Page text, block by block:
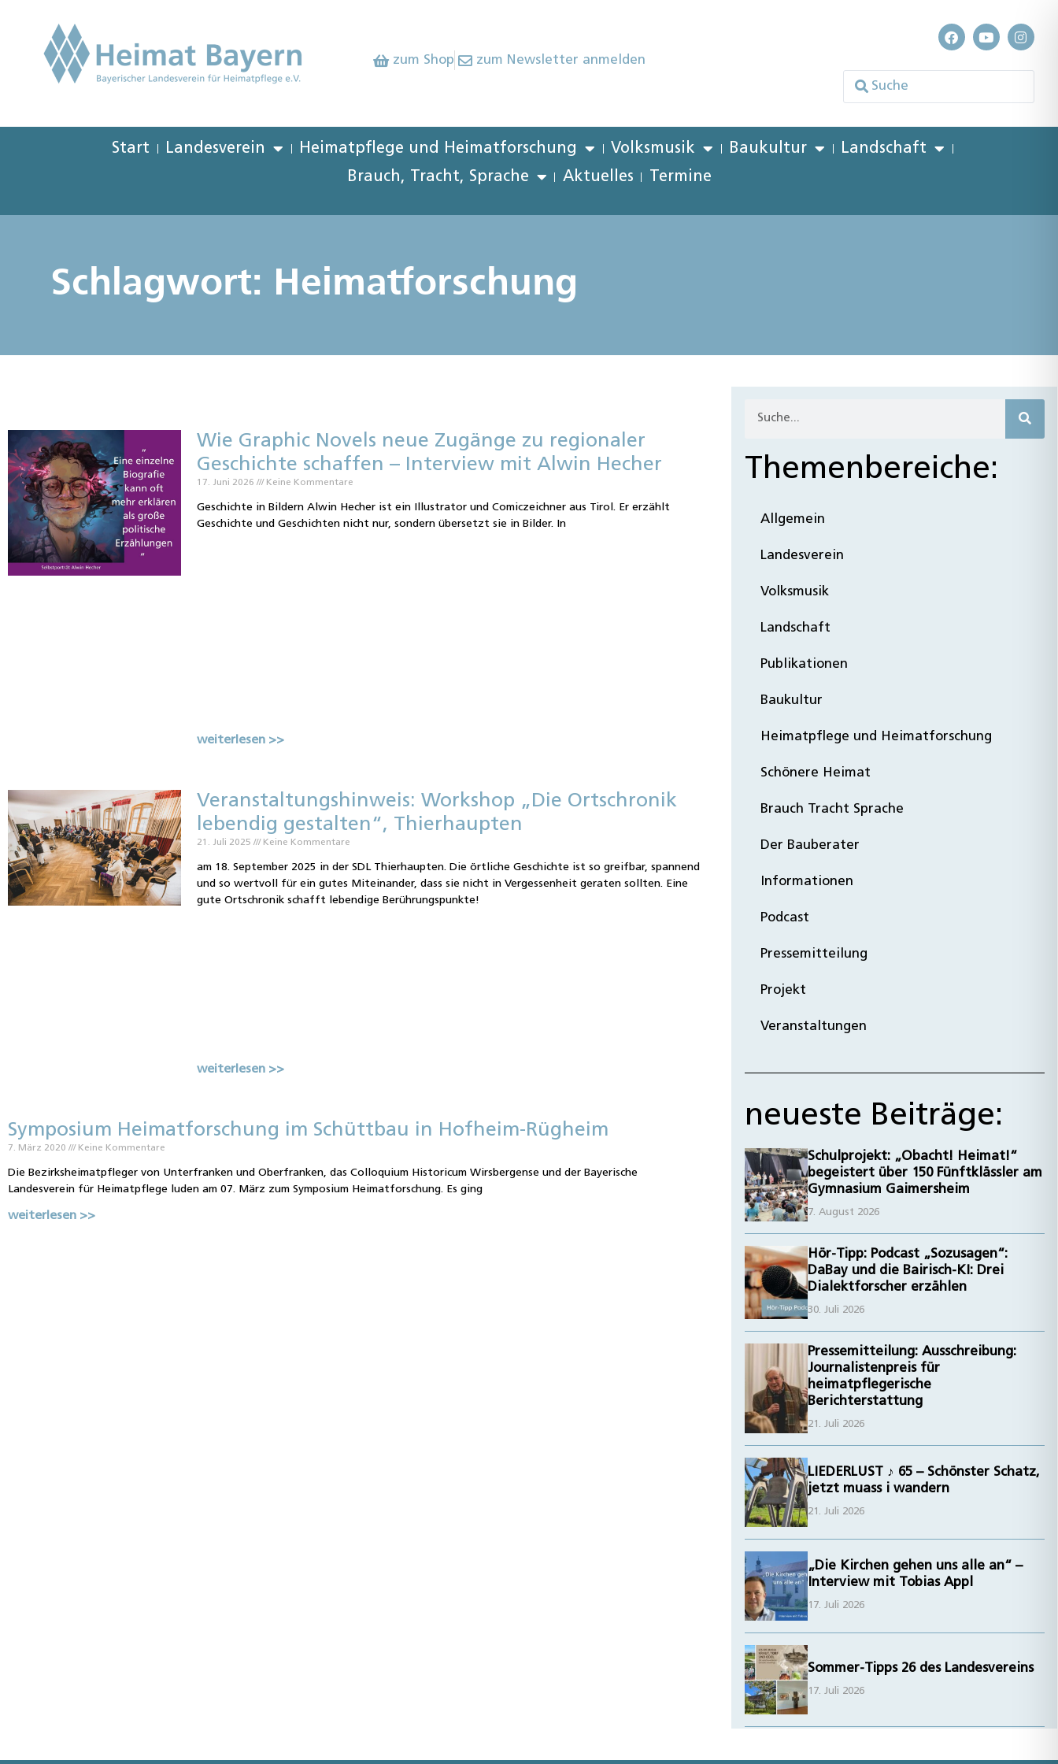
zum Shop zum Newsletter anmelden
Start Landesverein Heimatpflege und Heimatforschung Volksmusik Baukultur
Landschaft
Brauch, Tracht, Sprache
Aktuelles Termine
Schlagwort: Heimatforschung
Wie Graphic Novels neue Zugänge zu regionaler
Geschichte schaffen – Interview mit Alwin Hecher
17. Juni 2026 Keine Kommentare
Geschichte in Bildern Alwin Hecher ist ein Illustrator und Comiczeichner aus Tirol. Er erzählt
Geschichte und Geschichten nicht nur, sondern übersetzt sie in Bilder. In
weiterlesen >>
Veranstaltungshinweis: Workshop „Die Ortschronik
lebendig gestalten“, Thierhaupten
21. Juli 2025 Keine Kommentare
am 18. September 2025 in der SDL Thierhaupten. Die örtliche Geschichte ist so greifbar, spannend
und so wertvoll für ein gutes Miteinander, dass sie nicht in Vergessenheit geraten sollten. Eine
gute Ortschronik schafft lebendige Berührungspunkte!
weiterlesen >>
Symposium Heimatforschung im Schüttbau in Hofheim-Rügheim
7. März 2020 Keine Kommentare
Die Bezirksheimatpfleger von Unterfranken und Oberfranken, das Colloquium Historicum Wirsbergense und der Bayerische
Landesverein für Heimatpflege luden am 07. März zum Symposium Heimatforschung. Es ging
weiterlesen >>
Themenbereiche:
Allgemein
Landesverein
Volksmusik
Landschaft
Publikationen
Baukultur
Heimatpflege und Heimatforschung
Schönere Heimat
Brauch Tracht Sprache
Der Bauberater
Informationen
Podcast
Pressemitteilung
Projekt
Veranstaltungen
neueste Beiträge:
Schulprojekt: „Obacht! Heimat!“
begeistert über 150 Fünftklässler am
Gymnasium Gaimersheim
7. August 2026
Hör-Tipp: Podcast „Sozusagen“:
DaBay und die Bairisch-KI: Drei
Dialektforscher erzählen
30. Juli 2026
Pressemitteilung: Ausschreibung:
Journalistenpreis für
heimatpflegerische
Berichterstattung
21. Juli 2026
LIEDERLUST ♪ 65 – Schönster Schatz,
jetzt muass i wandern
21. Juli 2026
„Die Kirchen gehen uns alle an“ –
Interview mit Tobias Appl
17. Juli 2026
Sommer-Tipps 26 des Landesvereins
17. Juli 2026